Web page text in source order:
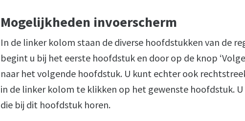
Mogelijkheden invoerscherm
In de linker kolom staan de diverse hoofdstukken van de
begint u bij het eerste hoofdstuk en door op de knop
naar het volgende hoofdstuk. U kunt echter ook
in de linker kolom te klikken op het gewenste hoofdstuk.
die bij dit hoofdstuk horen.